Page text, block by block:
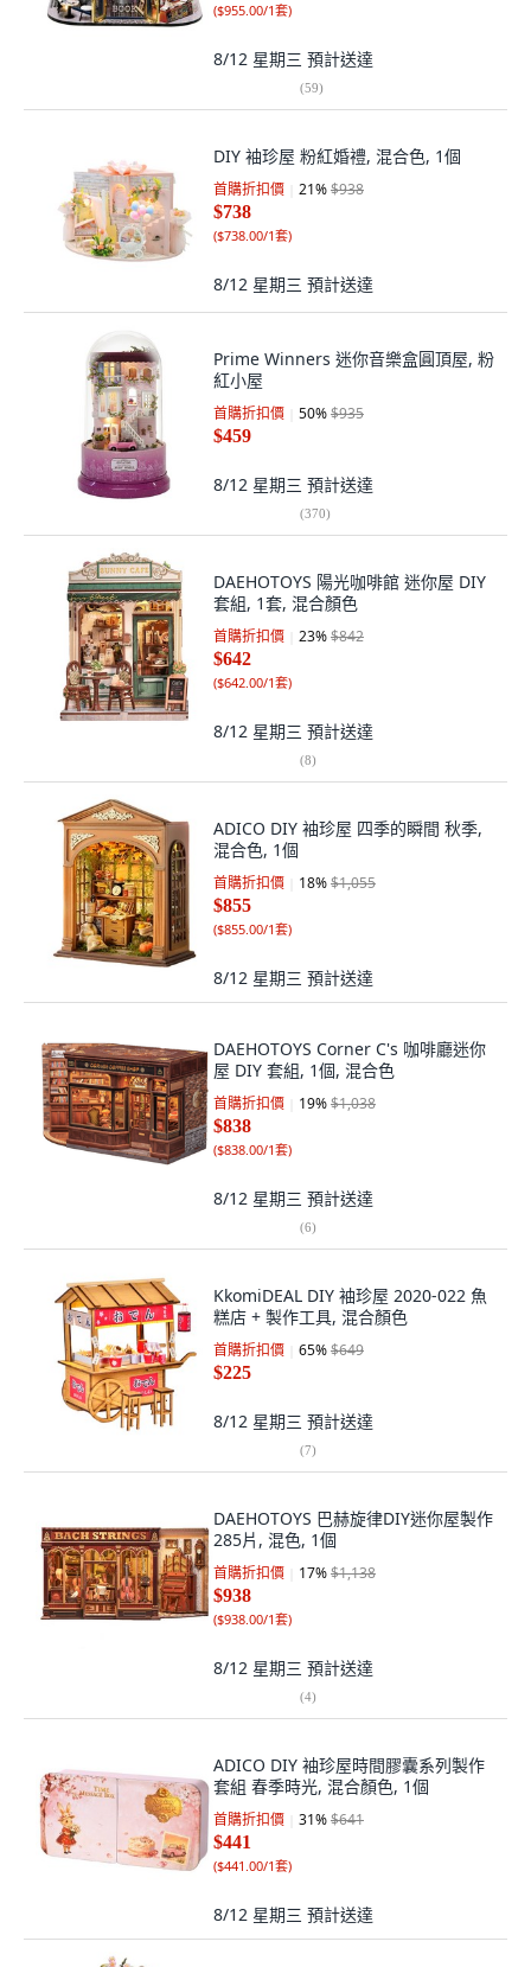
($955.00/1套)
8/12 星期三 預計送達
(59)
DIY 袖珍屋 粉紅婚禮, 混合色, 1個
首購折扣價 21%$938
$738
($738.00/1套)
8/12 星期三 預計送達
Prime Winners 迷你音樂盒圓頂屋, 粉
紅小屋
首購折扣價 50%$935
$459
8/12 星期三 預計送達
(370)
DAEHOTOYS 陽光咖啡館 迷你屋 DIY
套組, 1套, 混合顏色
首購折扣價 23%$842
$642
($642.00/1套)
8/12 星期三 預計送達
(8)
ADICO DIY 袖珍屋 四季的瞬間 秋季,
混合色, 1個
首購折扣價 18%$1,055
$855
($855.00/1套)
8/12 星期三 預計送達
DAEHOTOYS Corner C's 咖啡廳迷你
屋 DIY 套組, 1個, 混合色
首購折扣價 19%$1,038
$838
($838.00/1套)
8/12 星期三 預計送達
(6)
KkomiDEAL DIY 袖珍屋 2020-022 魚
糕店 + 製作工具, 混合顏色
首購折扣價 65%$649
$225
8/12 星期三 預計送達
(7)
DAEHOTOYS 巴赫旋律DIY迷你屋製作
285片, 混色, 1個
首購折扣價 17%$1,138
$938
($938.00/1套)
8/12 星期三 預計送達
(4)
ADICO DIY 袖珍屋時間膠囊系列製作
套組 春季時光, 混合顏色, 1個
首購折扣價 31%$641
$441
($441.00/1套)
8/12 星期三 預計送達